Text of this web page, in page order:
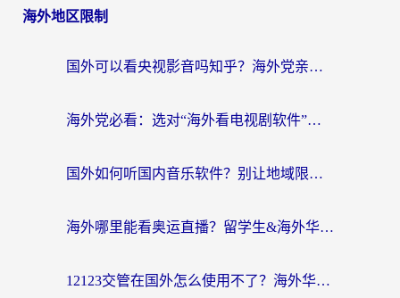
海外地区限制
国外可以看央视影音吗知乎？海外党亲测有效的回国加速方案
海外党必看：选对“海外看电视剧软件”，再也不用愁国内剧刷不了
国外如何听国内音乐软件？别让地域限制，断了你的中文歌单
海外哪里能看奥运直播？留学生&海外华人必看的体育赛事观赛终极指南
12123交管在国外怎么使用不了？海外华人必看的无缝访问国内资源指南